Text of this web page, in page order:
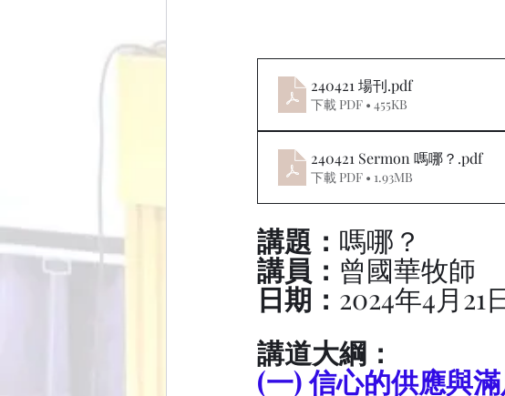
240421 場刊.pdf
下載 PDF • 455KB
240421 Sermon 嗎哪？ .pdf
下載 PDF • 1.93MB
講題： 嗎哪？
講員： 曾國華牧師
日期： 2024年4月21
講道大綱：
(一) 信心的供應與